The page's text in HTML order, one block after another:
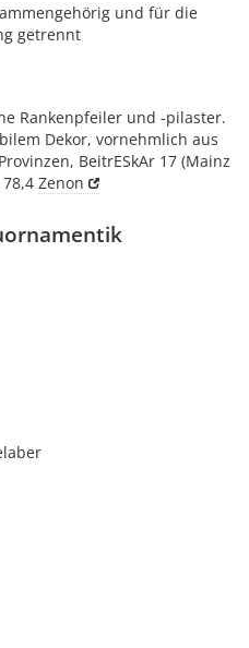
und für die
getrennt
Rankenpfeiler und -pilaster.
Dekor, vornehmlich aus
BeitrESkAr 17 (Mainz
Zenon